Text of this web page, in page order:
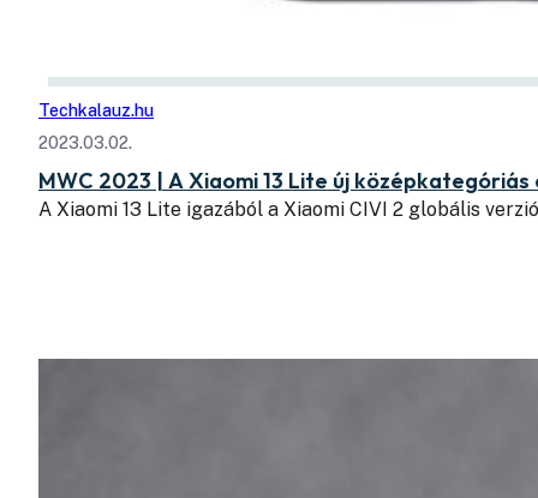
Techkalauz.hu
2023.03.02.
MWC 2023 | A Xiaomi 13 Lite új
A Xiaomi 13 Lite igazából a Xiaomi CIVI 2 globális